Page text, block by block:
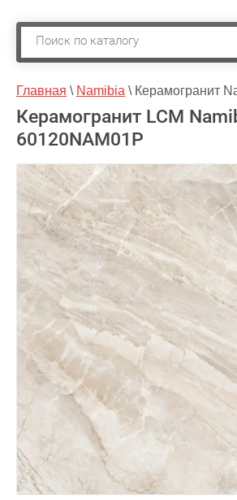
Главная \ Namibia \ Керамогранит
Керамогранит LCM
60120NAM01P